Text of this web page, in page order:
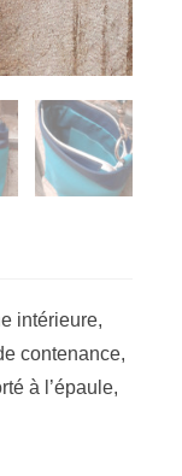
intérieure,
contenance,
à l’épaule,